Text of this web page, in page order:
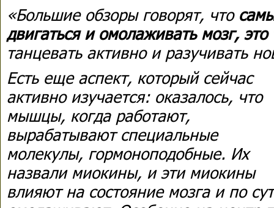
«Большие обзоры говорят, что
двигаться и омолаживать мозг, это
танцевать активно и разучивать
Есть еще аспект, который сейчас
активно изучается: оказалось, что
мышцы, когда работают,
вырабатывают специальные
молекулы, гормоноподобные. Их
назвали миокины, и эти миокины
влияют на состояние мозга и по